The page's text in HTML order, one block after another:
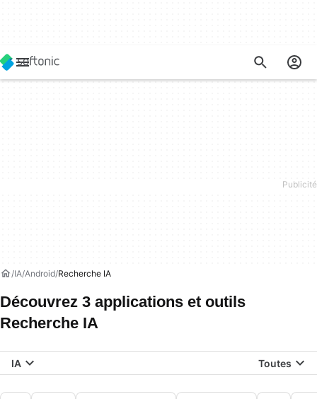
IA Android Recherche IA
Découvrez 3 applications et outils
Recherche IA
IA Toutes